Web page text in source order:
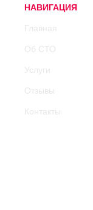
НАВИГАЦИЯ
Главная
Об СТО
Услуги
Отзывы
Контакты